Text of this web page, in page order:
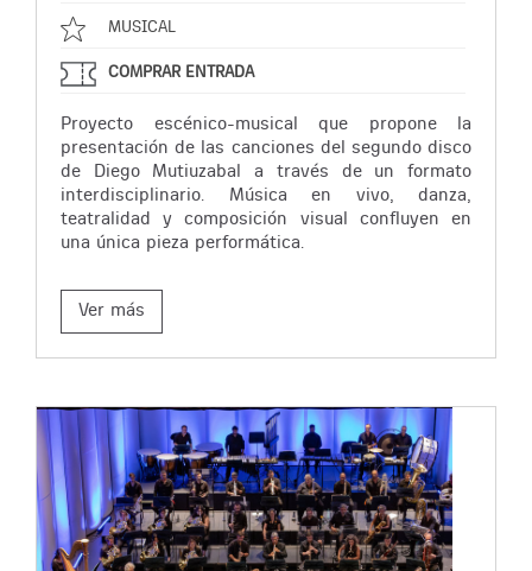
MUSICAL
COMPRAR ENTRADA
Proyecto escénico-musical que propone la
presentación de las canciones del segundo disco
de Diego Mutiuzabal a través de un formato
interdisciplinario. Música en vivo, danza,
teatralidad y composición visual confluyen en
una única pieza performática.
Ver más